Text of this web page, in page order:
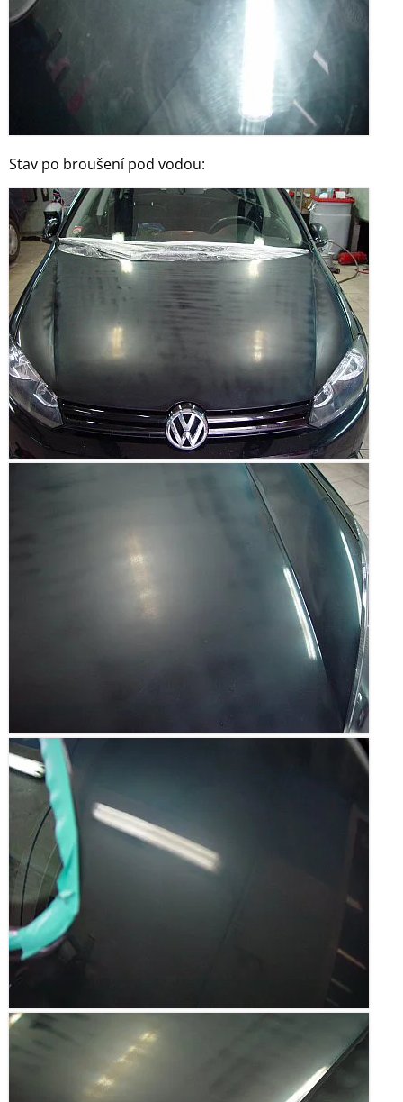
Stav po broušení pod vodou: